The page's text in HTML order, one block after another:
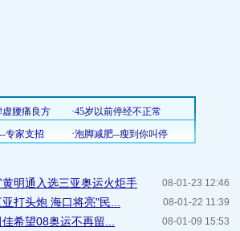
08-01-23 12:46
明通入选三亚奥运火炬手
08-01-22 11:39
打头炮 海口将亮"民...
08-01-09 15:53
希望08奥运不再留...